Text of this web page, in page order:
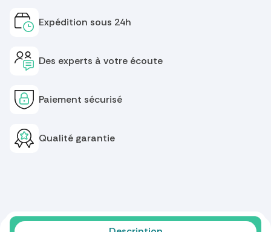
Expédition sous 24h
Des experts à votre écoute
Paiement sécurisé
Qualité garantie